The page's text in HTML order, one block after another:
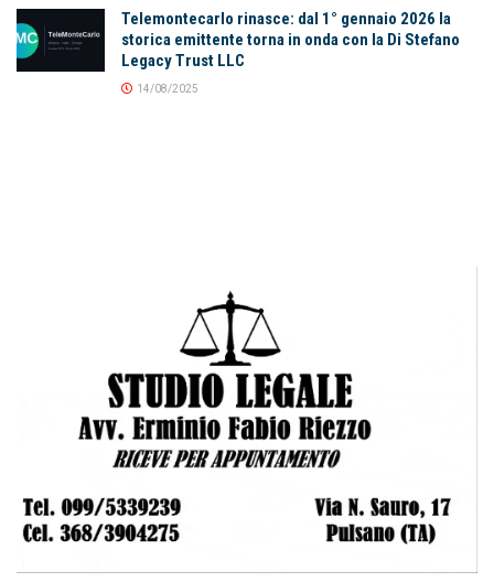
Telemontecarlo rinasce: dal 1° gennaio 2026 la
storica emittente torna in onda con la Di Stefano
Legacy Trust LLC
14/08/2025